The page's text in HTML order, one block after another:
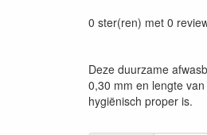
0 ster(ren) met 0
Deze duurzame
0,30 mm en lengte
hygiënisch proper is.